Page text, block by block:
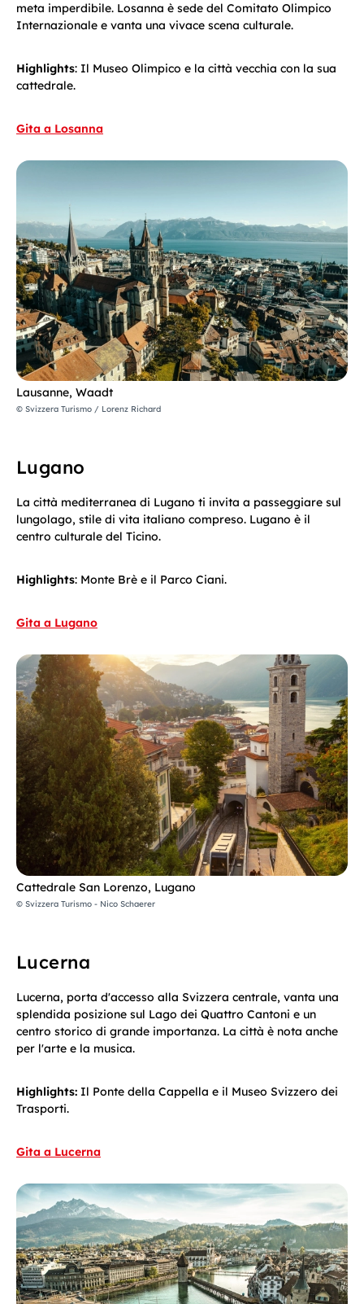
meta imperdibile. Losanna è sede del Comitato Olimpico
Internazionale e vanta una vivace scena culturale.
Highlights: Il Museo Olimpico e la città vecchia con la sua
cattedrale.
Gita a Losanna
Lausanne, Waadt
© Svizzera Turismo / Lorenz Richard
Lugano
La città mediterranea di Lugano ti invita a passeggiare sul
lungolago, stile di vita italiano compreso. Lugano è il
centro culturale del Ticino.
Highlights: Monte Brè e il Parco Ciani.
Gita a Lugano
Cattedrale San Lorenzo, Lugano
© Svizzera Turismo - Nico Schaerer
Lucerna
Lucerna, porta d'accesso alla Svizzera centrale, vanta una
splendida posizione sul Lago dei Quattro Cantoni e un
centro storico di grande importanza. La città è nota anche
per l'arte e la musica.
Highlights: Il Ponte della Cappella e il Museo Svizzero dei
Trasporti.
Gita a Lucerna